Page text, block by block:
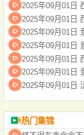
2025年09月01日
2025年09月01日
2025年09月01日
2025年09月01日
2025年09月01日
2025年09月01日
2025年09月01日
热门集锦